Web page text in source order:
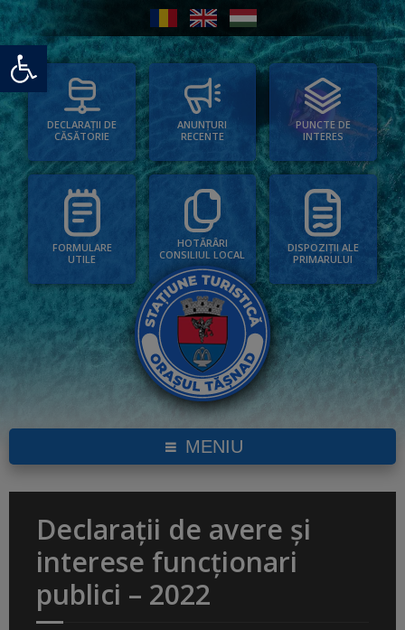
Deschide bara de unelte
DECLARAȚII DE
CĂSĂTORIE
ANUNȚURI
RECENTE
PUNCTE DE
INTERES
FORMULARE
UTILE
HOTĂRÂRI
CONSILIUL LOCAL
DISPOZIȚII ALE
PRIMARULUI
MENIU
Declarații de avere și
interese funcționari
publici – 2022